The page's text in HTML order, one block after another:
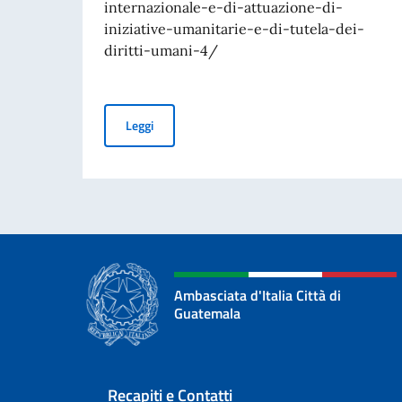
internazionale-e-di-attuazione-di-
iniziative-umanitarie-e-di-tutela-dei-
diritti-umani-4/
LeggiAvviso di pubblicità per contributi a soggetti
Ambasciata d'Italia Città di
Guatemala
Recapiti e Contatti